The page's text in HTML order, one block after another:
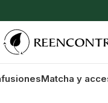
Matcha y